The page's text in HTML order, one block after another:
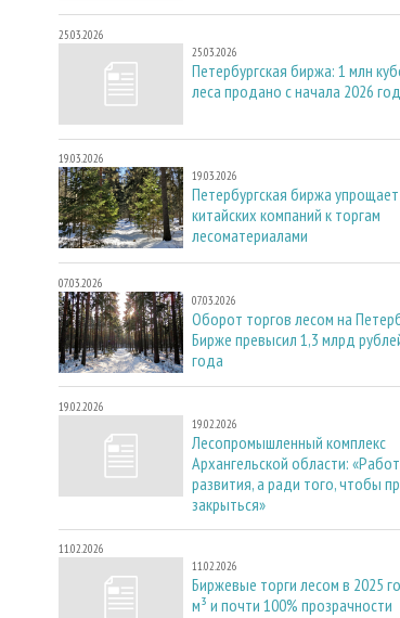
25.03.2026
25.03.2026
Петербургская биржа: 1 млн
леса продано с начала 2026
19.03.2026
19.03.2026
Петербургская биржа
китайских компаний к торгам
лесоматериалами
07.03.2026
07.03.2026
Оборот торгов лесом на
Бирже превысил 1,3 млрд
года
19.02.2026
19.02.2026
Лесопромышленный комплекс
Архангельской области:
развития, а ради того, чтобы
закрыться»
11.02.2026
11.02.2026
Биржевые торги лесом в 2025
м³ и почти 100% прозрачности